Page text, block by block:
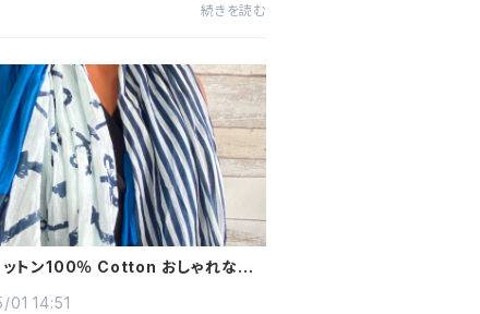
って、後から髪...
続きを読む
ットン100％ Cotton おしゃれな大
14:51